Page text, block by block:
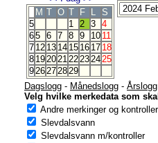
M T O T F L
S
5
1 2 3 4
65 6 7 8 9 10 11
7 12 13 14 15 16 17 18
8 19202122232425
926272829
Dagslogg - Månedslogg - Årslogg
Velg hvilke merkedata som
Andre merkinger og kontroller
Slevdalsvann
Slevdalsvann m/kontroller